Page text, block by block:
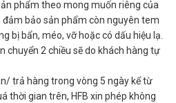
phẩm theo mong muốn riêng của
đảm bảo sản phẩm còn nguyên tem
bị bẩn, méo, vỡ hoặc có dấu hiệu lạ.
chuyển 2 chiều sẽ do khách hàng tự
trả hàng trong vòng 5 ngày kể từ
thời gian trên, HFB xin phép không